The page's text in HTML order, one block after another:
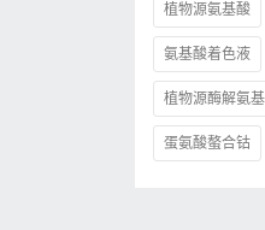
植物源氨基酸
氨基酸着色液
植物源酶解氨
蛋氨酸螯合钴